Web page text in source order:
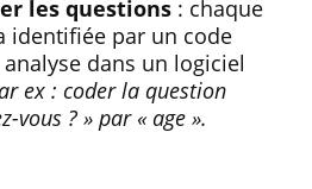
les questions : chaque
identifiée par un code
dans un logiciel
ex : coder la question
vous ? » par « age ».